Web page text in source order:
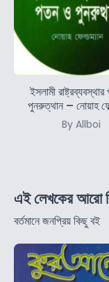
ইসলামী
পুনরুত্থান – নোয়াহ
By Allboi
এই লেখকের আরো
বর্তমানে জনপ্রিয় কিছু বই